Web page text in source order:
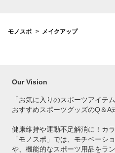
モノスポ メイクアップ
Our Vision
「お気に入りのスポーツアイテ
おすすめスポーツグッズのQ＆A
健康維持や運動不足解消に！カ
「モノスポ」では、モチベーシ
や、機能的なスポーツ用品をラ